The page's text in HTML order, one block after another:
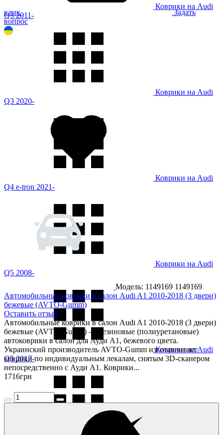
Коврики на Audi
Q3 2011-
Коврики на Audi
Q3 2020-
Коврики на Audi
Q4 e-tron 2021-
Коврики на Audi
Q5 2008-
Коврики на Audi
Q5 2017-
клик
Задать
вопрос
Модель: 1149169 1149169
Автомобильные коврики в салон Audi A1 2010-2018 (3 двери)
бежевые (AVTO-Gumm)
Оставить отзыв
Автомобильные коврики в салон Audi A1 2010-2018 (3 двери)
бежевые (AVTO-Gumm) — резиновые (полиуретановые)
автоковрики в салон для Ауди А1, бежевого цвета.
Украинский производитель AVTO-Gumm изготавливает
коврики по индивидуальным лекалам, снятым 3D-сканером
непосредственно с Ауди А1. Коврики...
1716грн